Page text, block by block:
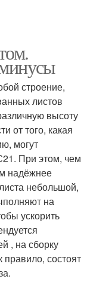
строение,
листов
высоту
от того, какая
могут
При этом, чем
надёжнее
небольшой,
на
ускорить
, на сборку
правило, состоят